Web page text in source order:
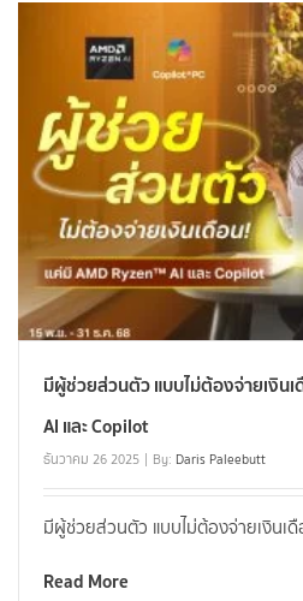
มีผู้ช่วยส่วนตัว แบบไม่ต้องจ่ายเงิน
AI และ Copilot
ธันวาคม 26 2025 By: Daris Paleebutt
มีผู้ช่วยส่วนตัว แบบไม่ต้องจ่ายเงินเ
Read More